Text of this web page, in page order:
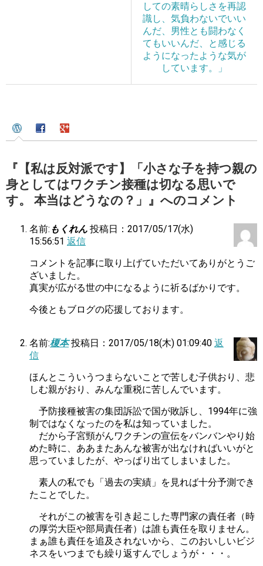
しての素晴らしさを再認
識し、気負わないでいい
んだ、男性とも闘わなく
てもいいんだ、と感じる
ようになったような気が
しています。」
『【私は反対派です】「小さな子を持つ親の
身としてはワクチン接種は切なる思いで
す。 本当はどうなの？」』へのコメント
名前: もくれん 投稿日：2017/05/17(水)
15:56:51 返信
コメントを記事に取り上げていただいてありがとうご
ざいました。
真実が広がる世の中になるように祈るばかりです。
今後ともブログの応援しております。
名前:榎本 投稿日：2017/05/18(木) 01:09:40 返
信
ほんとこういうつまらないことで苦しむ子供おり、悲
しむ親がおり、みんな重税に苦しんでいます。
予防接種被害の集団訴訟で国が敗訴し、1994年に強
制ではなくなったのを私は知っていました。
だから子宮頸がんワクチンの宣伝をバンバンやり始
めた時に、ああまたあんな被害が出なければいいがと
思っていましたが、やっぱり出てしまいました。
素人の私でも「過去の実績」を見れば十分予測でき
たことでした。
それがこの被害を引き起こした専門家の責任者（時
の厚労大臣や部局責任者）は誰も責任を取りません。
まぁ誰も責任を追及されないから、このおいしいビジ
ネスをいつまでも繰り返すんでしょうが・・・。